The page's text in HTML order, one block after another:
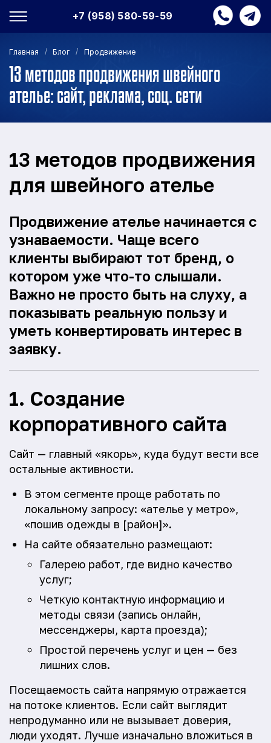
+7 (958) 580-59-59
Главная / Блог / Продвижение
13 методов продвижения швейного
ателье: сайт, реклама, соц. сети
13 методов продвижения
для швейного ателье
Продвижение ателье начинается с
узнаваемости. Чаще всего
клиенты выбирают тот бренд, о
котором уже что-то слышали.
Важно не просто быть на слуху, а
показывать реальную пользу и
уметь конвертировать интерес в
заявку.
1. Создание
корпоративного сайта
Сайт — главный «якорь», куда будут вести все
остальные активности.
В этом сегменте проще работать по
локальному запросу: «ателье у метро»,
«пошив одежды в [район]».
На сайте обязательно размещают:
Галерею работ, где видно качество
услуг;
Четкую контактную информацию и
методы связи (запись онлайн,
мессенджеры, карта проезда);
Простой перечень услуг и цен — без
лишних слов.
Посещаемость сайта напрямую отражается
на потоке клиентов. Если сайт выглядит
непродуманно или не вызывает доверия,
люди уходят. Лучше изначально вложиться в